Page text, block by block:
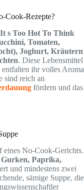
Cook-Rezepte?
s Too Hot To Think
Tomaten,
Joghurt, Kräutern
. Diese Lebensmittel
ihr volles Aroma
sind reich an
fördern und das
eines No-Cook-Gerichts.
Paprika,
und mindestens zwei
sämige Suppe, die